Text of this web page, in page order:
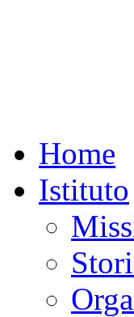
Home
Istituto